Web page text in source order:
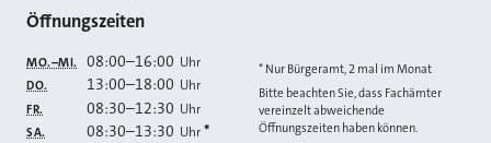
Öffnungszeiten
MO.–MI. 08:00–16:00 Uhr
DO. 13:00–18:00 Uhr
FR. 08:30–12:30 Uhr
SA. 08:30–13:30 Uhr *
* Nur Bürgeramt, 2 mal im Monat
Bitte beachten Sie, dass Fachämter
vereinzelt abweichende
Öffnungszeiten haben können.